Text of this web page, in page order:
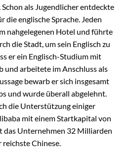
als Jugendlicher entdeckte
die englische Sprache. Jeden
nahgelegenen Hotel und führte
die Stadt, um sein Englisch zu
er ein Englisch-Studium mit
und arbeitete im Anschluss als
bewarb er sich insgesamt
und wurde überall abgelehnt.
die Unterstützung einiger
mit einem Startkapital von
das Unternehmen 32 Milliarden
Chinese.